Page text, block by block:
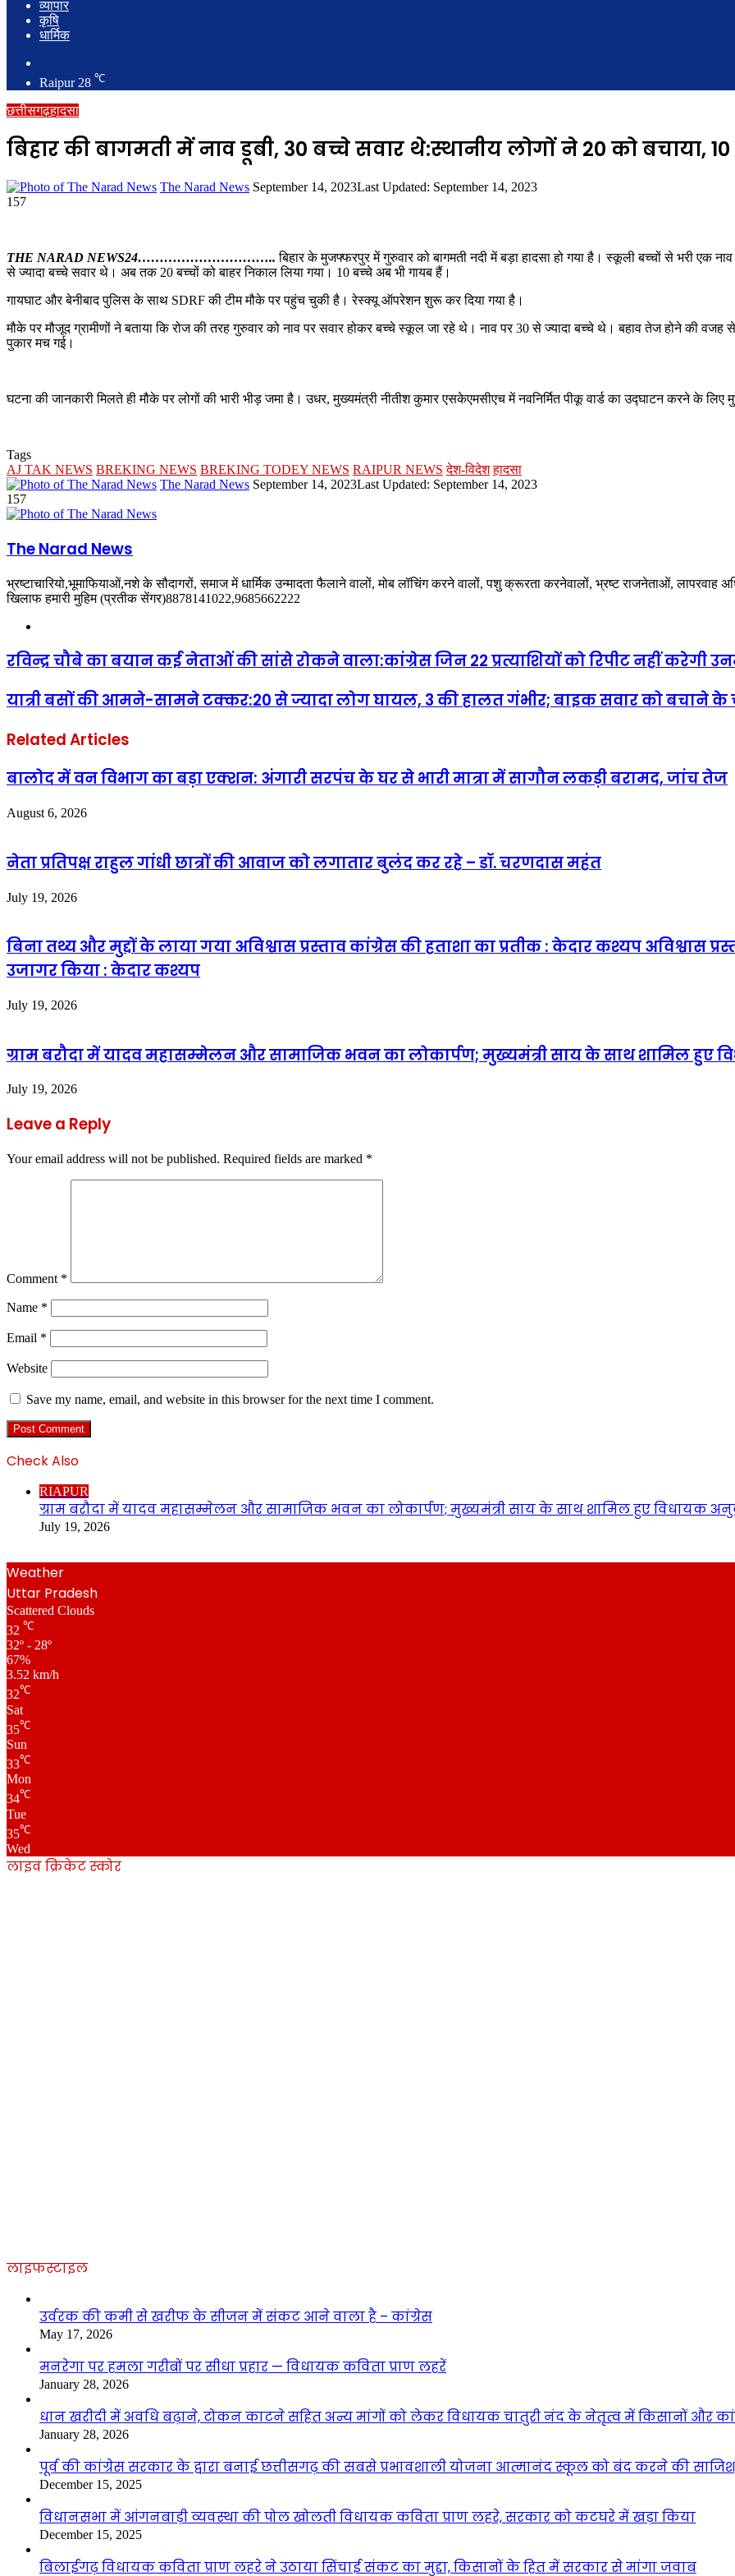
व्यापार
कृषि
धार्मिक
for
Raipur 28 ℃
छत्तीसगढ़हादसा
बिहार की बागमती में नाव डूबी, 30 बच्चे सवार थे:स्थानीय लोगों ने 20 को बचाया,
The Narad News Send
September 14, 2023Last Updated: September 14, 2023
157
THE NARAD NEWS24…………………………..बिहार के मुजफ्फरपुर में गुरुवार को बागमती नदी में बड़ा हादसा हो गया है। स्कूली बच्चों से भरी एक
से ज्यादा बच्चे सवार थे। अब तक 20 बच्चों को बाहर निकाल लिया गया। 10 बच्चे अब भी गायब हैं।
गायघाट और बेनीबाद पुलिस के साथ SDRF की टीम मौके पर पहुंच चुकी है। रेस्क्यू ऑपरेशन शुरू कर दिया गया है।
मौके पर मौजूद ग्रामीणों ने बताया कि रोज की तरह गुरुवार को नाव पर सवार होकर बच्चे स्कूल जा रहे थे। नाव पर 30 से ज्यादा बच्चे थे। बहाव तेज होने की
पुकार मच गई।
घटना की जानकारी मिलते ही मौके पर लोगों की भारी भीड़ जमा है। उधर, मुख्यमंत्री नीतीश कुमार एसकेएमसीएच में नवनिर्मित पीकू वार्ड का उद्घाटन करने के
Tags
AJ TAK NEWS BREKING NEWS BREKING TODEY NEWS RAIPUR NEWS देश-विदेश हादसा
The Narad News Send
September 14, 2023Last Updated: September 14, 2023
157
The Narad News
भ्रष्टाचारियो,भूमाफियाओं,नशे के सौदागरों, समाज में धार्मिक उन्मादता फैलाने वालों, मोब लॉचिंग करने वालों, पशु क्रूरता करनेवालों, भ्रष्ट राजनेताओं, लापरवाह
खिलाफ हमारी मुहिम (प्रतीक सेंगर)8878141022,9685662222
रविन्द्र चौबे का बयान कई नेताओं की सांसे रोकने वाला:कांग्रेस जिन 22 प्रत्याशियों को रिपीट नहीं करेगी
यात्री बसों की आमने-सामने टक्कर:20 से ज्यादा लोग घायल, 3 की हालत गंभीर; बाइक सवार को बचाने
Related Articles
बालोद में वन विभाग का बड़ा एक्शन: अंगारी सरपंच के घर से भारी मात्रा में सागौन लकड़ी बरामद, जांच तेज
August 6, 2026
नेता प्रतिपक्ष राहुल गांधी छात्रों की आवाज को लगातार बुलंद कर रहे – डॉ. चरणदास महंत
July 19, 2026
बिना तथ्य और मुद्दों के लाया गया अविश्वास प्रस्ताव कांग्रेस की हताशा का प्रतीक : केदार कश्यप अविश्वास
उजागर किया : केदार कश्यप
July 19, 2026
ग्राम बरौदा में यादव महासम्मेलन और सामाजिक भवन का लोकार्पण; मुख्यमंत्री साय के साथ शामिल हुए
July 19, 2026
Leave a Reply
Your email address will not be published. Required fields are marked *
Comment *
Name *
Email *
Website
Save my name, email, and website in this browser for the next time I comment.
Check Also
RIAPUR
ग्राम बरौदा में यादव महासम्मेलन और सामाजिक भवन का लोकार्पण; मुख्यमंत्री साय के साथ शामिल हुए विधायक
July 19, 2026
Weather
Uttar Pradesh
Scattered Clouds
32 ℃
32º - 28º
67%
3.52 km/h
32℃
Sat
35℃
Sun
33℃
Mon
34℃
Tue
35℃
Wed
लाइव क्रिकेट स्कोर
लाइफस्टाइल
उर्वरक की कमी से खरीफ के सीजन में संकट आने वाला है – कांग्रेस
May 17, 2026
मनरेगा पर हमला गरीबों पर सीधा प्रहार — विधायक कविता प्राण लहरें
January 28, 2026
धान खरीदी में अवधि बढ़ाने, टोकन काटने सहित अन्य मांगों को लेकर विधायक चातुरी नंद के नेतृत्व में किसानों और
January 28, 2026
पूर्व की कांग्रेस सरकार के द्वारा बनाई छत्तीसगढ़ की सबसे प्रभावशाली योजना आत्मानंद स्कूल को बंद करने की
December 15, 2025
विधानसभा में आंगनबाड़ी व्यवस्था की पोल खोलती विधायक कविता प्राण लहरे, सरकार को कटघरे में खड़ा किया
December 15, 2025
बिलाईगढ़ विधायक कविता प्राण लहरे ने उठाया सिंचाई संकट का मुद्दा, किसानों के हित में सरकार से मांगा जवाब